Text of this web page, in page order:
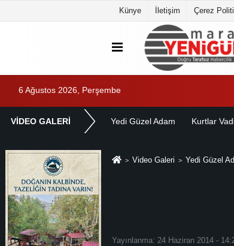
Künye İletişim Çerez
6 Ağustos 2026, Perşembe
VİDEO GALERİ Yedi Güzel Adam Kurtlar
Video Galeri Yedi Güzel
Yayınlanma: 24 Haziran 2014 -